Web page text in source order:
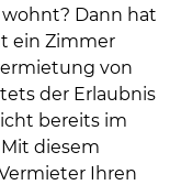
Dann hat
ein Zimmer
von
der Erlaubnis
bereits im
diesem
Ihren